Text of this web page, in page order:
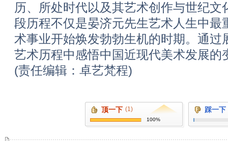
历、所处时代以及其艺术创作与世纪文
段历程不仅是晏济元先生艺术人生中最
术事业开始焕发勃勃生机的时期。通过
艺术历程中感悟中国近现代美术发展的
(责任编辑：卓艺梵程)
顶一下 (1)
100%
踩一下